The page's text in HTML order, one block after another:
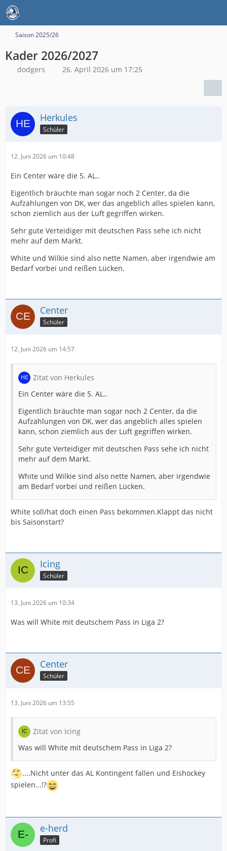
Saison 2025/26
Kader 2026/2027
dodgers 26. April 2026 um 17:25
Herkules
Schüler
12. Juni 2026 um 10:48
Ein Center wäre die 5. AL..
Eigentlich bräuchte man sogar noch 2 Center, da die
Aufzählungen von DK, wer das angeblich alles spielen kann,
schon ziemlich aus der Luft gegriffen wirken.
Sehr gute Verteidiger mit deutschen Pass sehe ich nicht
mehr auf dem Markt.
White und Wilkie sind also nette Namen, aber irgendwie am
Bedarf vorbei und reißen Lücken.
Center
Schüler
12. Juni 2026 um 14:57
Zitat von Herkules
Ein Center wäre die 5. AL..
Eigentlich bräuchte man sogar noch 2 Center, da die
Aufzählungen von DK, wer das angeblich alles spielen
kann, schon ziemlich aus der Luft gegriffen wirken.
Sehr gute Verteidiger mit deutschen Pass sehe ich nicht
mehr auf dem Markt.
White und Wilkie sind also nette Namen, aber irgendwie
am Bedarf vorbei und reißen Lücken.
White soll/hat doch einen Pass bekommen.Klappt das nicht
bis Saisonstart?
Icing
Schüler
13. Juni 2026 um 10:34
Was will White mit deutschem Pass in Liga 2?
Center
Schüler
13. Juni 2026 um 13:55
Zitat von Icing
Was will White mit deutschem Pass in Liga 2?
....Nicht unter das AL Kontingent fallen und Eishockey
spielen...!?
e-herd
Profi